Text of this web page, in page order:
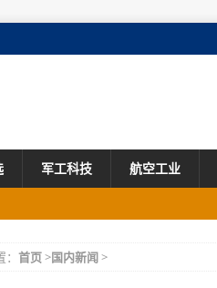
军工科技 航空工业
首页>国内新闻>